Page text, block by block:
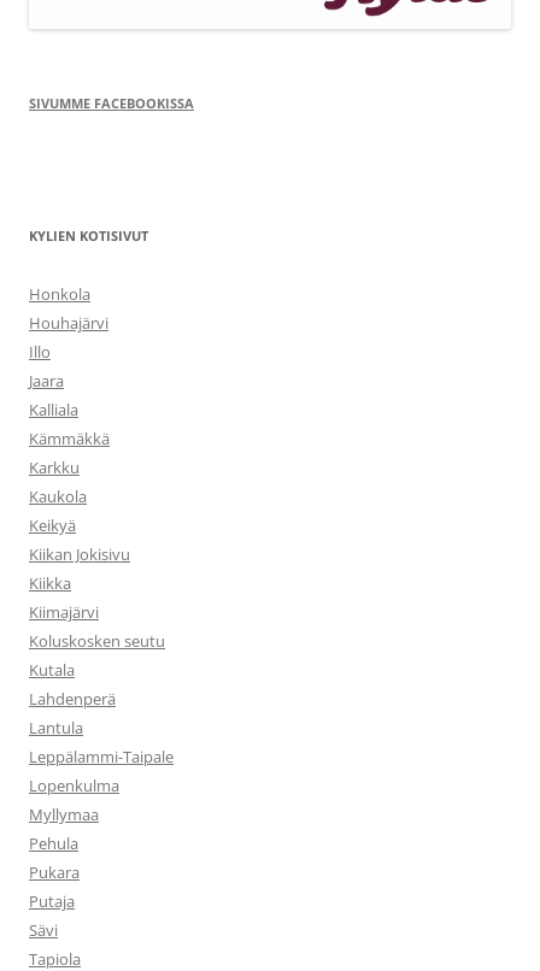
SIVUMME FACEBOOKISSA
KYLIEN KOTISIVUT
Honkola
Houhajärvi
Illo
Jaara
Kalliala
Kämmäkkä
Karkku
Kaukola
Keikyä
Kiikan Jokisivu
Kiikka
Kiimajärvi
Koluskosken seutu
Kutala
Lahdenperä
Lantula
Leppälammi-Taipale
Lopenkulma
Myllymaa
Pehula
Pukara
Putaja
Sävi
Tapiola